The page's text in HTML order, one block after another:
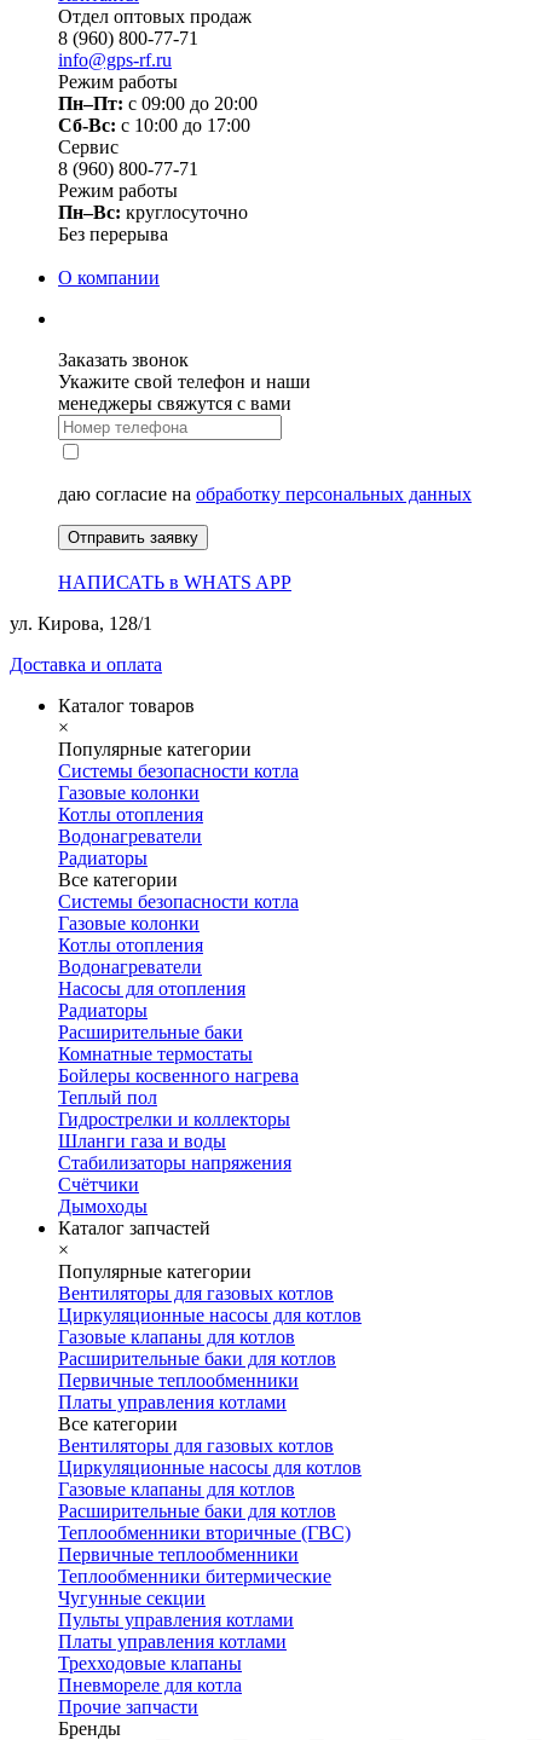
Отдел оптовых продаж
8 (960) 800-77-71
info@gps-rf.ru
Режим работы
Пн–Пт: с 09:00 до 20:00
Сб-Вс: c 10:00 до 17:00
Сервис
8 (960) 800-77-71
Режим работы
Пн–Вс: круглосуточно
Без перерыва
О компании
Заказать звонок
Укажите свой телефон и наши
менеджеры свяжутся с вами
даю согласие на обработку персональных данных
Отправить заявку
НАПИСАТЬ в WHATS APP
ул. Кирова, 128/1
Доставка и оплата
Каталог товаров
×
Популярные категории
Системы безопасности котла
Газовые колонки
Котлы отопления
Водонагреватели
Радиаторы
Все категории
Системы безопасности котла
Газовые колонки
Котлы отопления
Водонагреватели
Насосы для отопления
Радиаторы
Расширительные баки
Комнатные термостаты
Бойлеры косвенного нагрева
Теплый пол
Гидрострелки и коллекторы
Шланги газа и воды
Стабилизаторы напряжения
Счётчики
Дымоходы
Каталог запчастей
×
Популярные категории
Вентиляторы для газовых котлов
Циркуляционные насосы для котлов
Газовые клапаны для котлов
Расширительные баки для котлов
Первичные теплообменники
Платы управления котлами
Все категории
Вентиляторы для газовых котлов
Циркуляционные насосы для котлов
Газовые клапаны для котлов
Расширительные баки для котлов
Теплообменники вторичные (ГВС)
Первичные теплообменники
Теплообменники битермические
Чугунные секции
Пульты управления котлами
Платы управления котлами
Трехходовые клапаны
Пневмореле для котла
Прочие запчасти
Бренды